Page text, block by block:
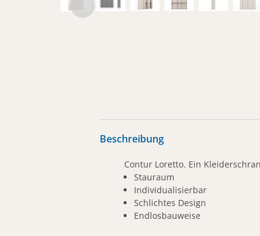
Beschreibung
Contur Loretto. Ein
Stauraum
Individualisierbar
Schlichtes Design
Endlosbauweise